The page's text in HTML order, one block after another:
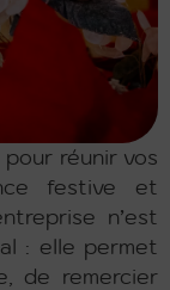
pour réunir vos
festive et
n’est
: elle permet
de remercier